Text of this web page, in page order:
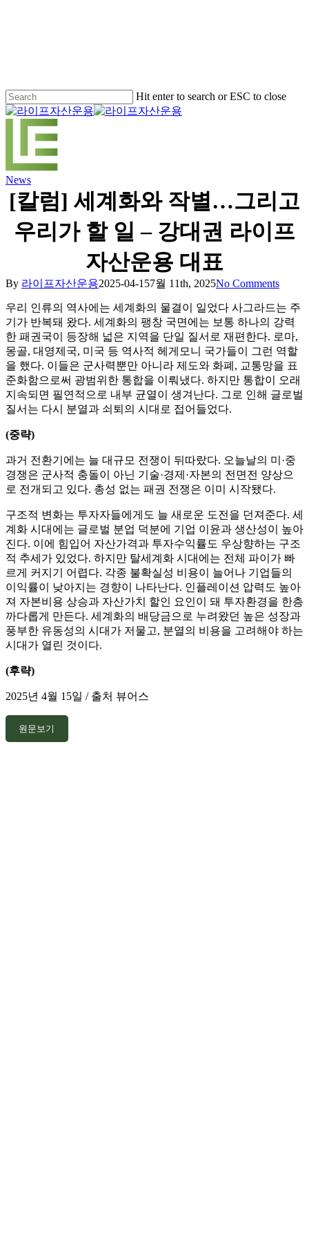
Hit enter to search or ESC to close
Close
Search
Menu
News
[칼럼] 세계화와 작별…그리고
우리가 할 일 – 강대권 라이프
자산운용 대표
By 라이프자산운용2025-04-157월 11th, 2025No Comments
우리 인류의 역사에는 세계화의 물결이 일었다 사그라드는 주
기가 반복돼 왔다. 세계화의 팽창 국면에는 보통 하나의 강력
한 패권국이 등장해 넓은 지역을 단일 질서로 재편한다. 로마,
몽골, 대영제국, 미국 등 역사적 헤게모니 국가들이 그런 역할
을 했다. 이들은 군사력뿐만 아니라 제도와 화폐, 교통망을 표
준화함으로써 광범위한 통합을 이뤄냈다. 하지만 통합이 오래
지속되면 필연적으로 내부 균열이 생겨난다. 그로 인해 글로벌
질서는 다시 분열과 쇠퇴의 시대로 접어들었다.
(중략)
과거 전환기에는 늘 대규모 전쟁이 뒤따랐다. 오늘날의 미·중
경쟁은 군사적 충돌이 아닌 기술·경제·자본의 전면전 양상으
로 전개되고 있다. 총성 없는 패권 전쟁은 이미 시작됐다.
구조적 변화는 투자자들에게도 늘 새로운 도전을 던져준다. 세
계화 시대에는 글로벌 분업 덕분에 기업 이윤과 생산성이 높아
진다. 이에 힘입어 자산가격과 투자수익률도 우상향하는 구조
적 추세가 있었다. 하지만 탈세계화 시대에는 전체 파이가 빠
르게 커지기 어렵다. 각종 불확실성 비용이 늘어나 기업들의
이익률이 낮아지는 경향이 나타난다. 인플레이션 압력도 높아
져 자본비용 상승과 자산가치 할인 요인이 돼 투자환경을 한층
까다롭게 만든다. 세계화의 배당금으로 누려왔던 높은 성장과
풍부한 유동성의 시대가 저물고, 분열의 비용을 고려해야 하는
시대가 열린 것이다.
(후략)
2025년 4월 15일 / 출처 뷰어스
원문보기